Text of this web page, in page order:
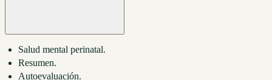
Salud mental perinatal.
Resumen.
Autoevaluación.